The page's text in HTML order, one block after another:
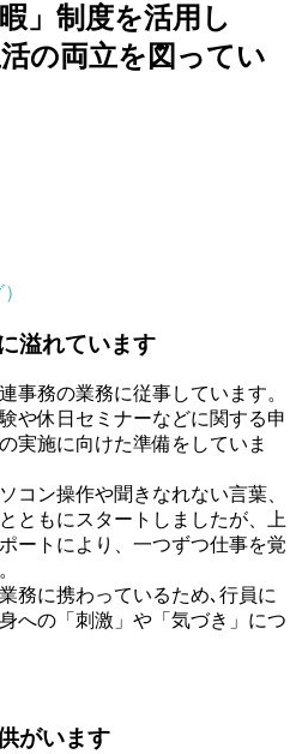
ちら
」制度を活用し
の両立を図ってい
溢れています
務の業務に従事しています。
や休日セミナーなどに関する申
実施に向けた準備をしていま
ン操作や聞きなれない言葉、
ともにスタートしましたが、上
ートにより、一つずつ仕事を覚
務に携わっているため､行員に
への「刺激」や「気づき」につ
がいます